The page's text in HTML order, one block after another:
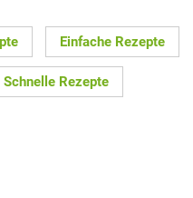
Einfache Rezepte
Schnelle Rezepte